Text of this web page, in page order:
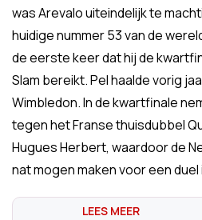
was Arevalo uiteindelijk te
huidige nummer 53 van de
de eerste keer dat hij de
Slam bereikt. Pel haalde vorig
Wimbledon. In de kwartfinale
tegen het Franse thuisdubbel
Hugues Herbert, waardoor de
nat mogen maken voor een duel